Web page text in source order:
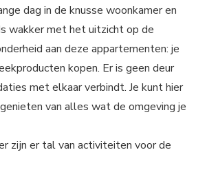
dag in de knusse woonkamer en
wakker met het uitzicht op de
aan deze appartementen: je
kopen. Er is geen deur
met elkaar verbindt. Je kunt hier
van alles wat de omgeving je
zijn er tal van activiteiten voor de